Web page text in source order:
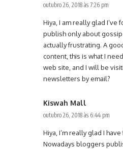
outubro 26, 2018 às 7:26 pm
Hiya, I am really glad
publish only about
actually frustrating. A
content, this is what I
web site, and I will be
newsletters by email?
Kiswah Mall
outubro 26, 2018 às 6:44 pm
Hiya, I’m really glad I
Nowadays bloggers